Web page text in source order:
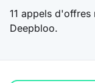
11 appels
Deepbloo.